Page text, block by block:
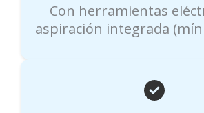
Con herramientas
aspiración integrada